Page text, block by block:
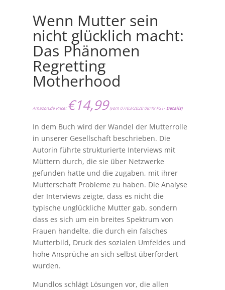
Wenn Mutter sein
nicht glücklich macht:
Das Phänomen
Regretting
Motherhood
Amazon.de Price: €14,99(vom 07/03/2020 08:49 PST- Details)
In dem Buch wird der Wandel der Mutterrolle
in unserer Gesellschaft beschrieben. Die
Autorin führte strukturierte Interviews mit
Müttern durch, die sie über Netzwerke
gefunden hatte und die zugaben, mit ihrer
Mutterschaft Probleme zu haben. Die Analyse
der Interviews zeigte, dass es nicht die
typische unglückliche Mutter gab, sondern
dass es sich um ein breites Spektrum von
Frauen handelte, die durch ein falsches
Mutterbild, Druck des sozialen Umfeldes und
hohe Ansprüche an sich selbst überfordert
wurden.
Mundlos schlägt Lösungen vor, die allen